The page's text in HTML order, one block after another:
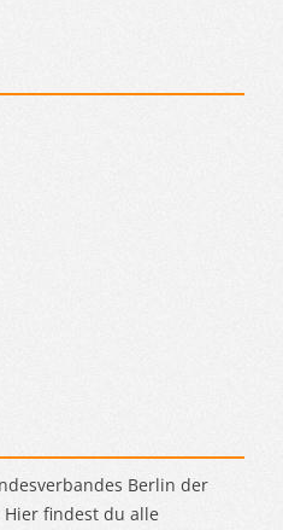
Berlin der
findest du alle